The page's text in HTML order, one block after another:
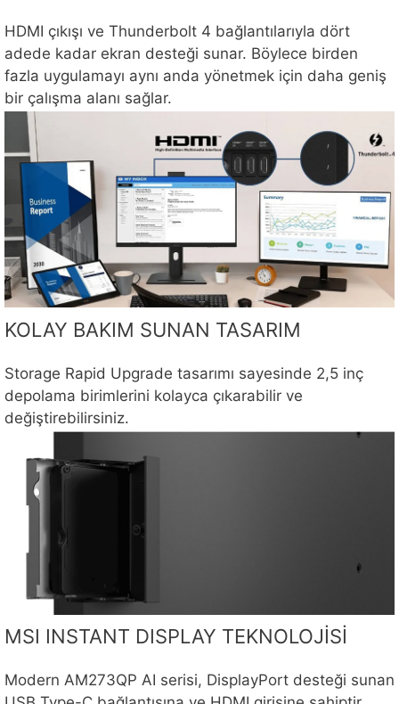
HDMI çıkışı ve Thunderbolt 4 bağlantılarıyla dört
adede kadar ekran desteği sunar. Böylece birden
fazla uygulamayı aynı anda yönetmek için daha geniş
bir çalışma alanı sağlar.
KOLAY BAKIM SUNAN TASARIM
Storage Rapid Upgrade tasarımı sayesinde 2,5 inç
depolama birimlerini kolayca çıkarabilir ve
değiştirebilirsiniz.
MSI INSTANT DISPLAY TEKNOLOJİSİ
Modern AM273QP AI serisi, DisplayPort desteği sunan